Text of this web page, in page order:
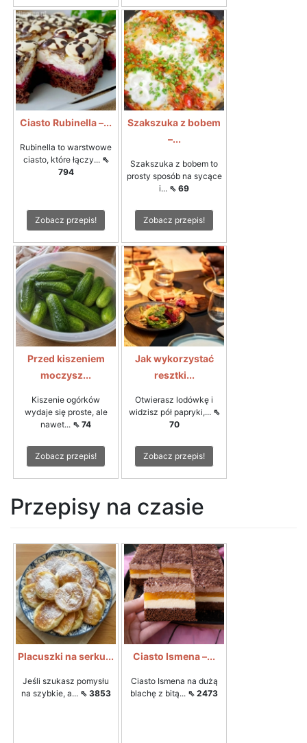
Ciasto Rubinella –...
Rubinella to warstwowe
ciasto, które łączy... ⇖
794
Zobacz przepis!
Szakszuka z bobem
–...
Szakszuka z bobem to
prosty sposób na sycące
i... ⇖ 69
Zobacz przepis!
Przed kiszeniem
moczysz...
Kiszenie ogórków
wydaje się proste, ale
nawet... ⇖ 74
Zobacz przepis!
Jak wykorzystać
resztki...
Otwierasz lodówkę i
widzisz pół papryki,... ⇖
70
Zobacz przepis!
Przepisy na czasie
Placuszki na serku...
Jeśli szukasz pomysłu
na szybkie, a... ⇖ 3853
Ciasto Ismena –...
Ciasto Ismena na dużą
blachę z bitą... ⇖ 2473